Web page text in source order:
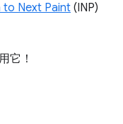
Next Paint (INP)
它！